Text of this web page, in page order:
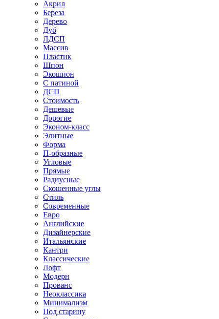
Акрил
Береза
Дерево
Дуб
ЛДСП
Массив
Пластик
Шпон
Экошпон
С патиной
ДСП
Стоимость
Дешевые
Дорогие
Эконом-класс
Элитные
Форма
П-образные
Угловые
Прямые
Радиусные
Скошенные углы
Стиль
Современные
Евро
Английские
Дизайнерские
Итальянские
Кантри
Классические
Лофт
Модерн
Прованс
Неоклассика
Минимализм
Под старину